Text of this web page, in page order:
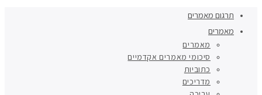
תרגום מאמרים
מאמרים
מאמרים
סיכומי מאמרים אקדמיים
כתוביות
מדריכים